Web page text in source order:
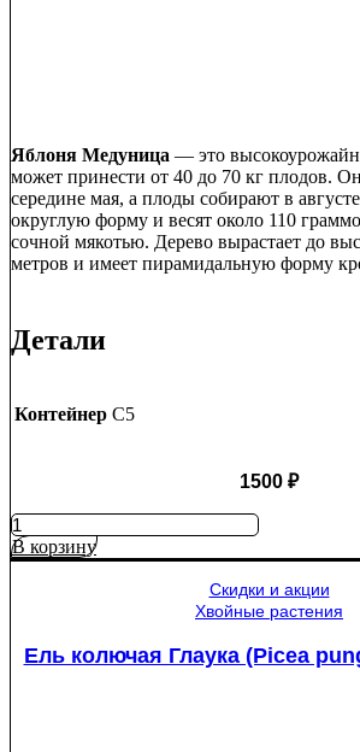
Яблоня Медуница — это
может принести от 40 до 70 кг плодов.
середине мая, а плоды собирают в
округлую форму и весят около 110
сочной мякотью. Дерево вырастает до
метров и имеет пирамидальную форму
Детали
Контейнер C5
1500 ₽
Количество
товара
Яблоня
В корзину
Скидки и акции
Хвойные растения
Ель колючая Глаука (Picea